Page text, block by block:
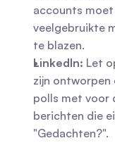
accounts
veelgebruikte
te blazen.
LinkedIn: Let
zijn ontworpen
polls met voor
berichten die
"Gedachten?".